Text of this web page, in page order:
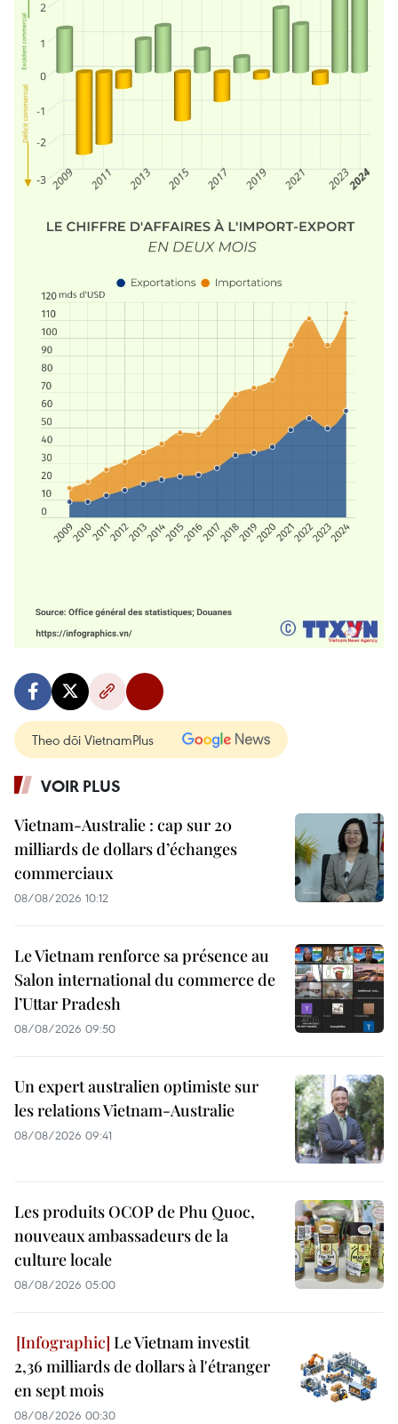
Theo dõi VietnamPlus
VOIR PLUS
Vietnam-Australie : cap sur 20
milliards de dollars d’échanges
commerciaux
08/08/2026 10:12
Le Vietnam renforce sa présence au
Salon international du commerce de
l’Uttar Pradesh
08/08/2026 09:50
Un expert australien optimiste sur
les relations Vietnam-Australie
08/08/2026 09:41
Les produits OCOP de Phu Quoc,
nouveaux ambassadeurs de la
culture locale
08/08/2026 05:00
Le Vietnam investit
2,36 milliards de dollars à l'étranger
en sept mois
08/08/2026 00:30